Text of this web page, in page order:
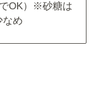
OK）※砂糖は
なめ